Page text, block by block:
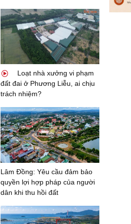
Loạt nhà xưởng vi phạm
đất đai ở Phương Liễu, ai chịu
trách nhiệm?
Lâm Đồng: Yêu cầu đảm bảo
quyền lợi hợp pháp của người
dân khi thu hồi đất